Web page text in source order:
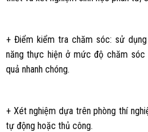
+ Điểm kiểm tra chăm sóc: sử
năng thực hiện ở mức độ chăm
quả nhanh chóng.
+ Xét nghiệm dựa trên phòng thí
tự động hoặc thủ công.